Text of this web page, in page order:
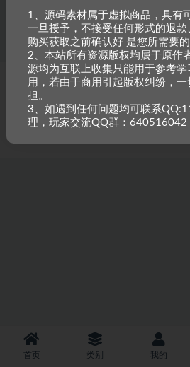
1 年前 14
Copyright © 2023 小甘牛人资源网 - All rights
号-1
本站是一个坚持做精品资源的网站，会长期坚
首页 类别 我的
1、源码素材属于虚拟商品，具有
一旦授予，不接受任何形式的退
购买获取之前确认好 是您所需要的
2、本站所有资源版权均属于原作
源均为互联上收集只能用于参考学
用，若由于商用引起版权纠纷，
担。
3、如遇到任何问题均可联系
理，玩家交流QQ群：640516042